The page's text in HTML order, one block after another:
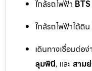
ใกล้รถไฟฟ้า
ใกล้รถไฟฟ้าใต้ดิน
เดินทางเชื่อมต่อ
ลุมพินี, และ สาม